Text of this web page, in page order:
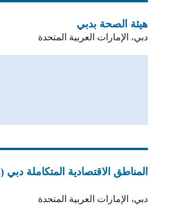
هيئة الصحة بدبي
دبي، الإمارات العربية المتحدة
المناطق الاقتصادية المتكاملة دبي (DIEZ)
دبي، الإمارات العربية المتحدة